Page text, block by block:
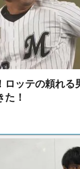
ロッテの頼れる
た！